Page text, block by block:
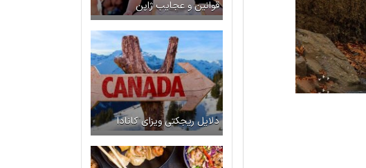
قوانین و عجایب ژاپن
دلایل ریجکتی ویزای کانادا